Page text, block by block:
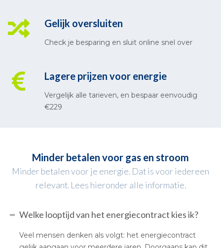
Gelijk oversluiten
Check je besparing en sluit online snel over
Lagere prijzen voor energie
Vergelijk alle tarieven, en bespaar eenvoudig
€229
Minder betalen voor gas en stroom
Minder betalen voor je energie. Dat is voor iedereen
relevant. Lees hieronder alle informatie.
Welke looptijd van het energiecontract kies ik?
Veel mensen denken als volgt: het energiecontract